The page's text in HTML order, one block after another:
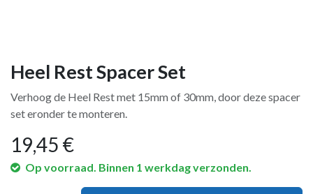
Heel Rest Spacer Set
Verhoog de Heel Rest met 15mm of 30mm, door deze spacer
set eronder te monteren.
19,45 €
Op voorraad. Binnen 1 werkdag verzonden.